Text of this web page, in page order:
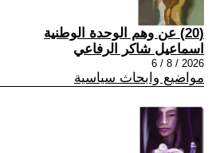
(20) عن وهم الوحدة الوطنية
اسماعيل شاكر الرفاعي
2026 / 8 / 6
مواضيع وابحاث سياسية